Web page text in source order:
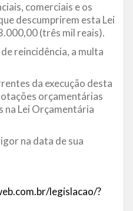
comerciais e os
descumprirem esta Lei
(três mil reais).
reincidência, a multa
da execução desta
orçamentárias
na Lei Orçamentária
na data de sua
legislacao/?